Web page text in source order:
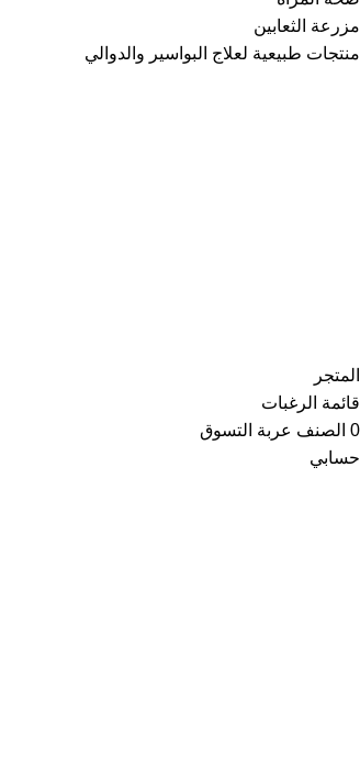
مزرعة الثعابين
منتجات طبيعية لعلاج البواسير والدوالي
المتجر
قائمة الرغبات
0 الصنف عربة التسوق
حسابي